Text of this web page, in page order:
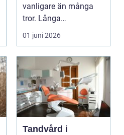
vanligare än många
tror. Långa
arbetsdagar på hårda
golv, ...
01 juni 2026
Tandvård i